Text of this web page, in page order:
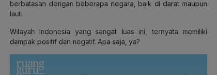
berbatasan dengan beberapa negara, baik di darat maupun
laut.
Wilayah Indonesia yang sangat luas ini, ternyata memiliki
dampak positif dan negatif. Apa saja, ya?